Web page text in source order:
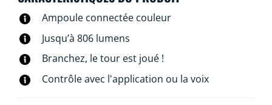
connectent directement au Wi-Fi.
Ampoule connectée couleur
Jusqu’à 806 lumens
Branchez, le tour est joué !
Contrôle avec l'application ou la voix